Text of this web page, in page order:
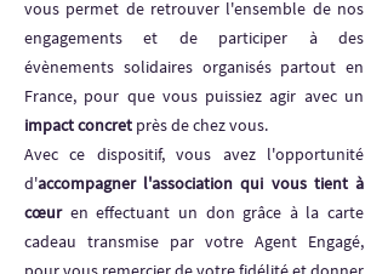
vous permet de retrouver l'ensemble de nos
engagements et de participer à des
évènements solidaires organisés partout en
France, pour que vous puissiez agir avec un
impact concret près de chez vous.
Avec ce dispositif, vous avez l'opportunité
d'accompagner l'association qui vous tient à
cœuren effectuant un don grâce à la carte
cadeau transmise par votre Agent Engagé,